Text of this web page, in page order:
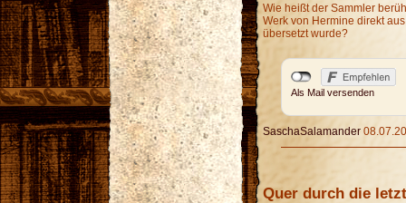
Wie heißt der Sammler
Werk von Hermine direkt
übersetzt wurde?
Als Mail versenden
SaschaSalamander
Quer durch die